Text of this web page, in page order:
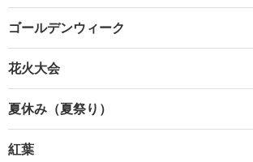
ゴールデンウィーク
花火大会
夏休み（夏祭り）
紅葉